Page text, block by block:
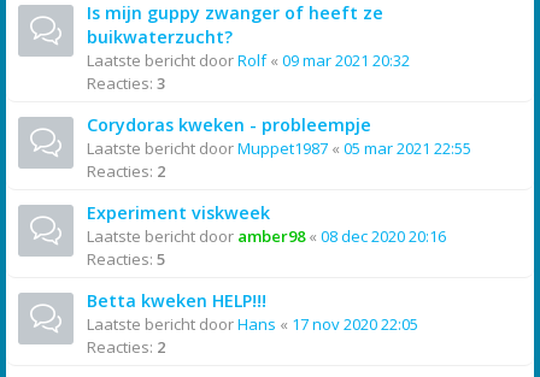
Is mijn guppy zwanger of heeft ze
buikwaterzucht?
Laatste bericht doorRolf« 09 mar 2021 20:32
Reacties: 3
Corydoras kweken - probleempje
Laatste bericht doorMuppet1987 « 05 mar 2021 22:55
Reacties: 2
Experiment viskweek
Laatste bericht door amber98« 08 dec 2020 20:16
Reacties: 5
Betta kweken HELP!!!
Laatste bericht doorHans « 17 nov 2020 22:05
Reacties: 2